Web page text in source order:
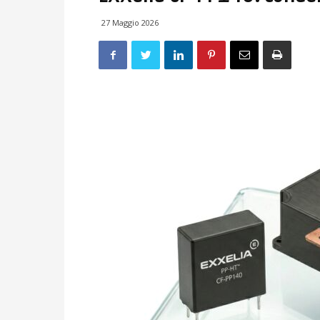
27 Maggio 2026